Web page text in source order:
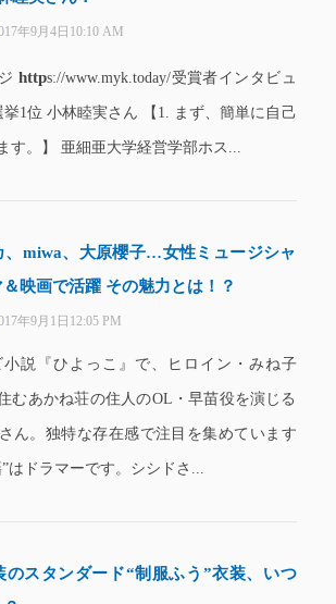
年9月4日10:10 AM
https://www.myk.today/受賞者インタビュ
1位 小林睦実さん 【1. まず、簡単に自己
す。】 亜細亜大学経営学部ホス...
、miwa、大原櫻子…女性ミュージシャ
映画で活躍 その魅力とは！？
年9月1日12:05 PM
説『ひよっこ』で、ヒロイン・みね子
むあかね荘の住人のOL・早苗役を演じる
ん。独特な存在感で注目を集めています
はドラマーです。シシドさ...
のスタンダード“制服ふう”衣装、いつ